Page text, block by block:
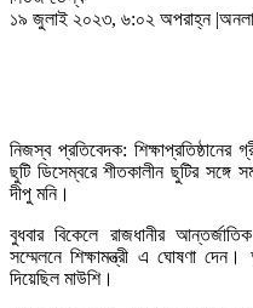
১৯ জুলাই ২০২৩, ৬:০২ অপরাহ্ন |
নিজস্ব প্রতিবেদক: শিক্ষাপ্রতিষ্ঠানের
ছুটি ডিসেম্বরে শীতকালীন ছুটির সঙ্গে
দীপু মনি।
বুধবার বিকেলে রাজধানীর
সম্মেলনে শিক্ষামন্ত্রী এ ঘোষণা দেন।
দিয়েছিল মাউশি।